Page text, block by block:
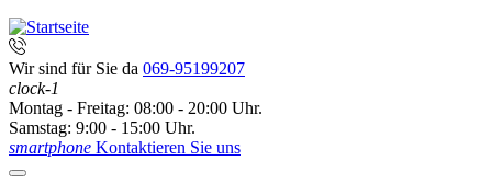
Wir sind für Sie da 069-95199207
clock-1
Montag - Freitag: 08:00 - 20:00 Uhr.
Samstag: 9:00 - 15:00 Uhr.
smartphone Kontaktieren Sie uns